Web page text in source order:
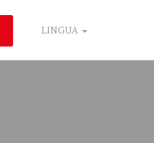
LINGUA